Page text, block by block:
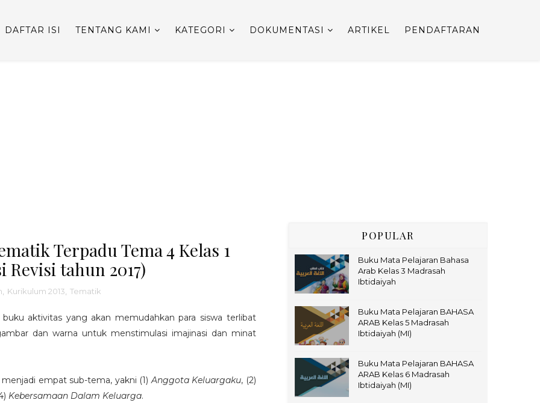
DAFTAR ISI TENTANG KAMI KATEGORI DOKUMENTASI ARTIKEL PENDAFTARAN
Terpadu Tema 4 Kelas 1
tahun 2017)
Kurikulum 2013 Tematik
aktivitas yang akan memudahkan para siswa terlibat
dan warna untuk menstimulasi imajinasi dan minat
menjadi empat sub-tema, yakni (1)Anggota Keluargaku, (2)
Kebersamaan Dalam Keluarga.
POPULAR
Buku Mata Pelajaran Bahasa
Arab Kelas 3 Madrasah
Ibtidaiyah
Buku Mata Pelajaran BAHASA
ARAB Kelas 5 Madrasah
Ibtidaiyah (MI)
Buku Mata Pelajaran BAHASA
ARAB Kelas 6 Madrasah
Ibtidaiyah (MI)